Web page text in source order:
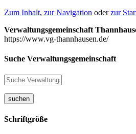
Zum Inhalt, zur Navigation oderzur
Verwaltungsgemeinschaft
https://www.vg-thannhausen.de/
Suche Verwaltungsgemeinschaft
suchen
Schriftgröße